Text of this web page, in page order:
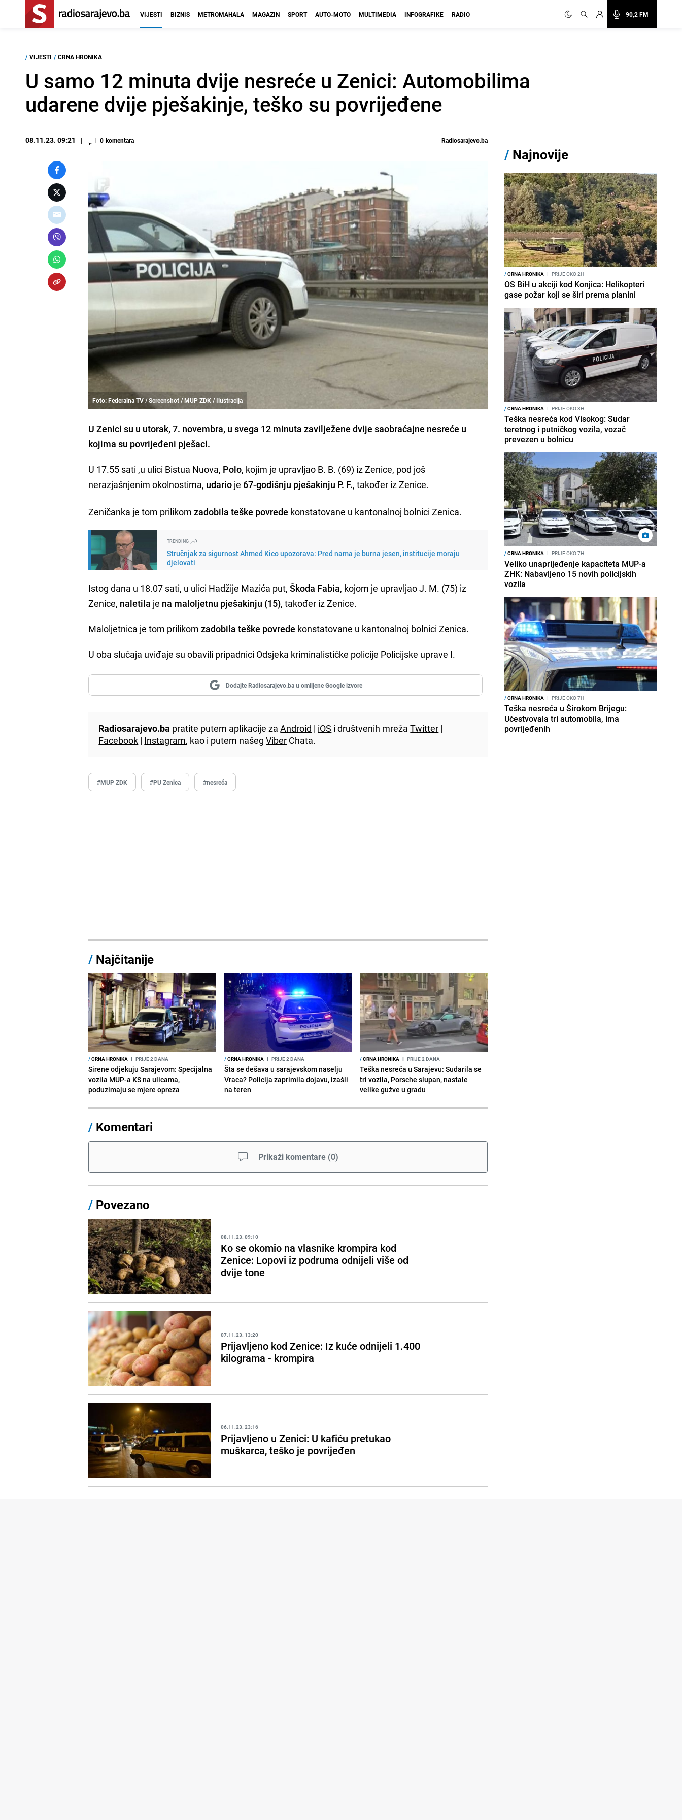
90,2 FM
VIJESTI BIZNIS METROMAHALA MAGAZIN SPORT AUTO-MOTO MULTIMEDIA INFOGRAFIKE RADIO
/ VIJESTI / CRNA HRONIKA
U samo 12 minuta dvije nesreće u Zenici: Automobilima
udarene dvije pješakinje, teško su povrijeđene
08.11.23. 09:21 0 komentara Radiosarajevo.ba
Foto: Federalna TV / Screenshot / MUP ZDK / Ilustracija
U Zenici su u utorak, 7. novembra, u svega 12 minuta zavilježene dvije saobraćajne nesreće u
kojima su povrijeđeni pješaci.
U 17.55 sati ,u ulici Bistua Nuova, Polo, kojim je upravljao B. B. (69) iz Zenice, pod još
nerazjašnjenim okolnostima, udario je 67-godišnju pješakinju P. F., također iz Zenice.
Zeničanka je tom prilikomzadobila teške povrede konstatovane u kantonalnoj bolnici Zenica.
TRENDING
Stručnjak za sigurnost Ahmed Kico upozorava: Pred nama je burna jesen, institucije moraju
djelovati
Istog dana u 18.07 sati, u ulici Hadžije Mazića put,Škoda Fabia, kojom je upravljao J. M. (75) iz
Zenice, naletila je na maloljetnu pješakinju (15), također iz Zenice.
Maloljetnica je tom prilikomzadobila teške povrede konstatovane u kantonalnoj bolnici Zenica.
U oba slučaja uviđaje su obavili pripadnici Odsjeka kriminalističke policije Policijske uprave I.
Dodajte Radiosarajevo.ba u omiljene Google izvore
Radiosarajevo.ba pratite putem aplikacije zaAndroid | iOS i društvenih mrežaTwitter |
Facebook | Instagram, kao i putem našegViber Chata.
#MUP ZDK #PU Zenica #nesreća
/ Najčitanije
/CRNA HRONIKA I PRIJE 2 DANA
Sirene odjekuju Sarajevom: Specijalna
vozila MUP-a KS na ulicama,
poduzimaju se mjere opreza
/CRNA HRONIKA I PRIJE 2 DANA
Šta se dešava u sarajevskom naselju
Vraca? Policija zaprimila dojavu, izašli
na teren
/CRNA HRONIKA I PRIJE 2 DANA
Teška nesreća u Sarajevu: Sudarila se
tri vozila, Porsche slupan, nastale
velike gužve u gradu
/ Komentari
Prikaži komentare (0)
/ Povezano
08.11.23. 09:10
Ko se okomio na vlasnike krompira kod
Zenice: Lopovi iz podruma odnijeli više od
dvije tone
07.11.23. 13:20
Prijavljeno kod Zenice: Iz kuće odnijeli 1.400
kilograma - krompira
06.11.23. 23:16
Prijavljeno u Zenici: U kafiću pretukao
muškarca, teško je povrijeđen
/ Najnovije
/CRNA HRONIKA I PRIJE OKO 2H
OS BiH u akciji kod Konjica: Helikopteri
gase požar koji se širi prema planini
/CRNA HRONIKA I PRIJE OKO 3H
Teška nesreća kod Visokog: Sudar
teretnog i putničkog vozila, vozač
prevezen u bolnicu
/CRNA HRONIKA I PRIJE OKO 7H
Veliko unaprijeđenje kapaciteta MUP-a
ZHK: Nabavljeno 15 novih policijskih
vozila
/CRNA HRONIKA I PRIJE OKO 7H
Teška nesreća u Širokom Brijegu:
Učestvovala tri automobila, ima
povrijeđenih